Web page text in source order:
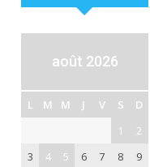
août 2026
L M M J V S
D
1
2
3
4 5 6 7 8
9